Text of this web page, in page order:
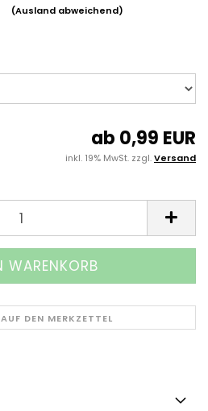
(Ausland abweichend)
ab 0,99 EUR
inkl. 19% MwSt. zzgl.Versand
AUF DEN MERKZETTEL